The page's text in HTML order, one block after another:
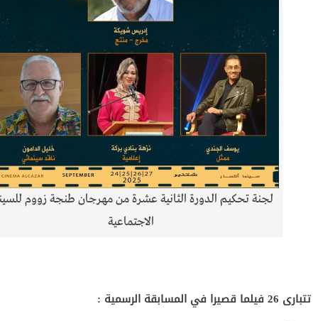
لجنة تحكيم الدورة الثانية عشرة من مهرجان طنجة زووم
الاجتماعية
تتبارى 26 فيلما قصيرا في المسابقة الرسمية :